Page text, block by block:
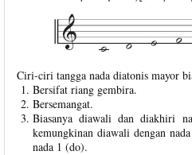
Ciri-ciri tangga nada diatonis mayor
Bersifat riang gembira.
Bersemangat.
Biasanya diawali dan diakhiri
kemungkinan diawali dengan
nada 1 (do).